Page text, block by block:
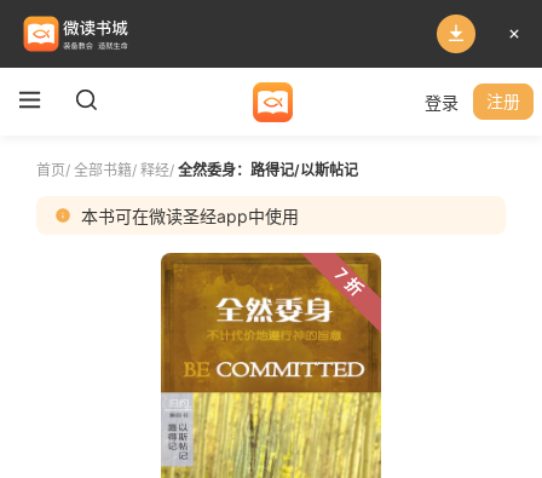
登录 注册
首页/ 全部书籍/ 释经/ 全然委身：路得记/以斯帖记
本书可在微读圣经app中使用
7 折